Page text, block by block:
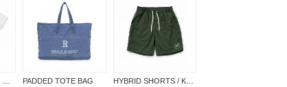
PADDED TOTE BAG HYBRID SHORTS / KHAKI